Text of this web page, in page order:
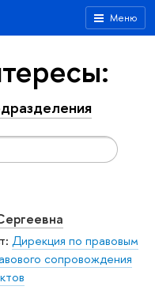
Меню
Дирекция по правовым
сопровождения